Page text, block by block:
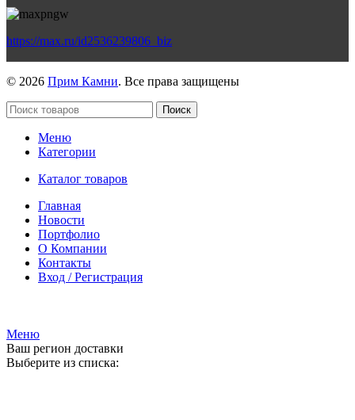
https://max.ru/id2536239806_biz
© 2026 Прим Камни. Все права защищены
Поиск
Меню
Категории
Каталог товаров
Главная
Новости
Портфолио
О Компании
Контакты
Вход / Регистрация
Меню
Ваш регион доставки
Выберите из списка: